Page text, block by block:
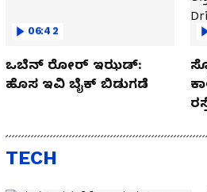
06:42
ಒಬೆನ್ ರೋರ್ ಇಝಡ್:
ಹೊಸ ಇವಿ ಬೈಕ್ ಬಿಡುಗಡೆ
TECH